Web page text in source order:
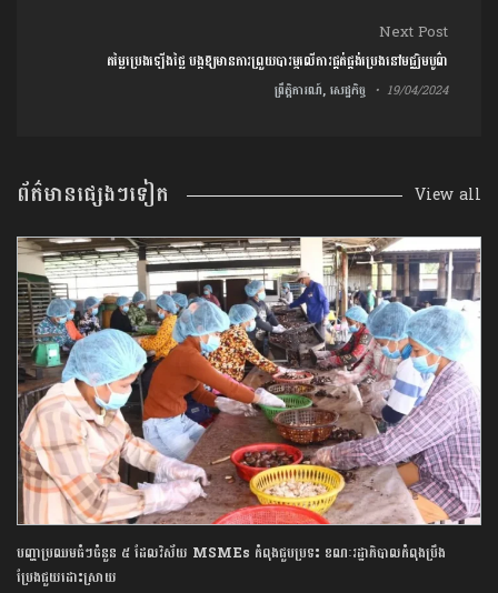
Next Post
តម្លៃប្រេងឡើងថ្លៃ បង្កឱ្យមានការព្រួយបារម្ភលើការផ្គត់ផ្គង់ប្រេងនៅមជ្ឈិមបូព៌ា
ព្រឹត្តិការណ៍, សេដ្ឋកិច្ច 19/04/2024
ព័ត៌មានផ្សេងៗទៀត View all
បញ្ហាប្រឈមធំៗចំនួន ៥ ដែលវិស័យ MSMEs កំពុងជួបប្រទះ ខណៈរដ្ឋាភិបាលកំពុងប្រឹង
ប្រែងជួយដោះស្រាយ